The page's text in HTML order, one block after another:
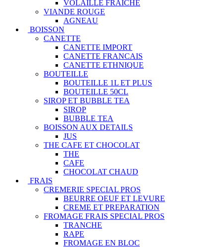
VOLAILLE FRAICHE
VIANDE ROUGE
AGNEAU
BOISSON
CANETTE
CANETTE IMPORT
CANETTE FRANCAIS
CANETTE ETHNIQUE
BOUTEILLE
BOUTEILLE 1L ET PLUS
BOUTEILLE 50CL
SIROP ET BUBBLE TEA
SIROP
BUBBLE TEA
BOISSON AUX DETAILS
JUS
THE CAFE ET CHOCOLAT
THE
CAFE
CHOCOLAT CHAUD
FRAIS
CREMERIE SPECIAL PROS
BEURRE OEUF ET LEVURE
CREME ET PREPARATION
FROMAGE FRAIS SPECIAL PROS
TRANCHE
RAPE
FROMAGE EN BLOC